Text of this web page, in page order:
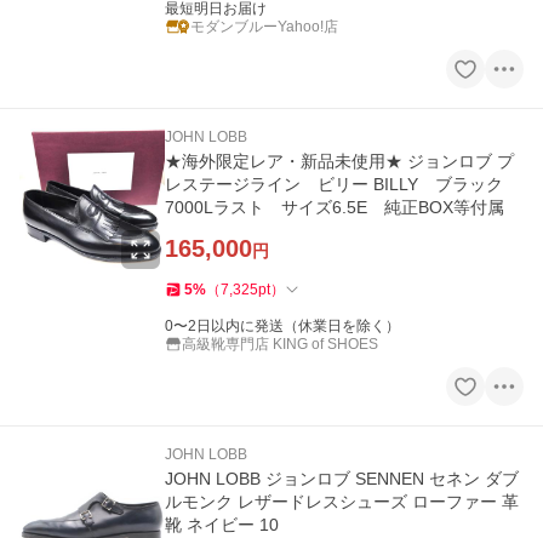
最短明日お届け
モダンブルーYahoo!店
JOHN LOBB
★海外限定レア・新品未使用★ ジョンロブ プ
レステージライン ビリー BILLY ブラック
7000Lラスト サイズ6.5E 純正BOX等付属
165,000円
5% （7,325pt）
0〜2日以内に発送（休業日を除く）
高級靴専門店 KING of SHOES
JOHN LOBB
JOHN LOBB ジョンロブ SENNEN セネン ダブ
ルモンク レザードレスシューズ ローファー 革
靴 ネイビー 10